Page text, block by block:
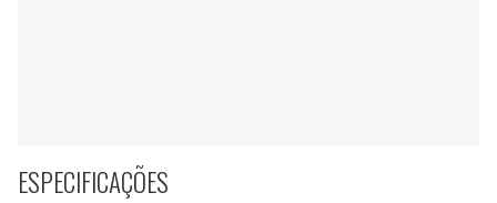
ESPECIFICAÇÕES